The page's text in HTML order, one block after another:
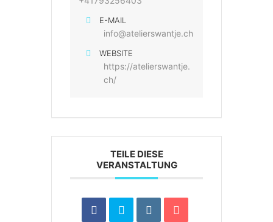
E-MAIL
info@atelierswantje.ch
WEBSITE
https://atelierswantje.
ch/
TEILE DIESE
VERANSTALTUNG